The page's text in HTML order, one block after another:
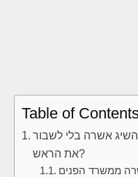
Table of
אשרה בלי לשבור
את הראש?